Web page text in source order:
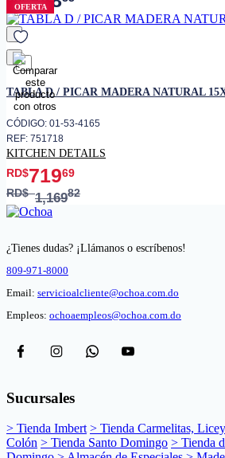
OFERTA
favorito
TABLA D / PICAR MADERA NATURAL
CÓDIGO: 01-53-4165
REF: 751718
KITCHEN DETAILS
RD$71969
RD$1,16982
¿Tienes dudas? ¡Llámanos o escríbenos!
809-971-8000
Email: servicioalcliente@ochoa.com.do
Empleos: ochoaempleos@ochoa.com.do
Sucursales
> Tienda Imbert > Tienda Carmelitas, Licey
Colón > Tienda Santo Domingo > Tienda